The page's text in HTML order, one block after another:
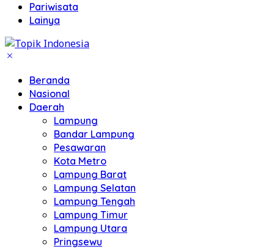
Pariwisata
Lainya
Beranda
Nasional
Daerah
Lampung
Bandar Lampung
Pesawaran
Kota Metro
Lampung Barat
Lampung Selatan
Lampung Tengah
Lampung Timur
Lampung Utara
Pringsewu